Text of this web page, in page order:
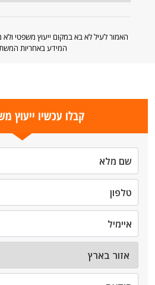
האמור לעיל לא בא במקום ייעוץ משפטי
המידע באחריות
קבלו עכשיו ייעוץ